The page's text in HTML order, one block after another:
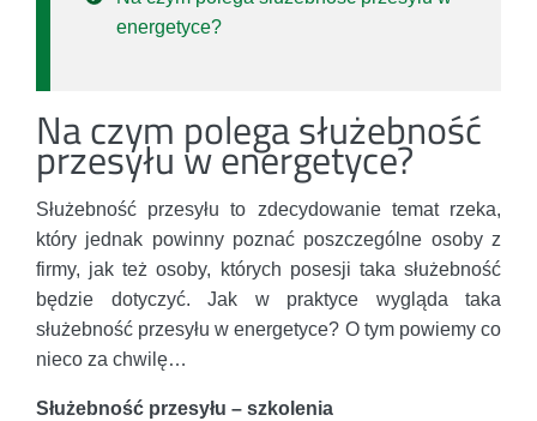
energetyce?
Na czym polega służebność
przesyłu w energetyce?
Służebność przesyłu to zdecydowanie temat rzeka,
który jednak powinny poznać poszczególne osoby z
firmy, jak też osoby, których posesji taka służebność
będzie dotyczyć. Jak w praktyce wygląda taka
służebność przesyłu w energetyce? O tym powiemy co
nieco za chwilę…
Służebność przesyłu – szkolenia